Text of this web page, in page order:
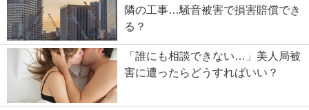
隣の工事…騒音被害で損害賠償でき
る？
「誰にも相談できない…」美人局被
害に遭ったらどうすればいい？